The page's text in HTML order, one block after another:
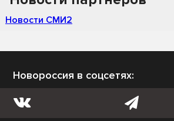
Новости СМИ2
Новороссия в соцсетях: